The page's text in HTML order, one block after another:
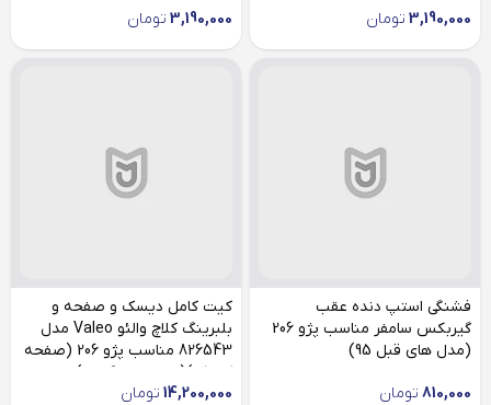
3,190,000 تومان 3,190,000 تومان
فشنگی استپ دنده عقب
گیربکس سامفر مناسب پژو 206
(مدل های قبل 95)
810,000 تومان
کیت کامل دیسک و صفحه و
بلبرینگ کلاچ والئو Valeo مدل
826543 مناسب پژو 206 (صفحه
کوچک)(لیبل هرینگتون)
14,200,000 تومان